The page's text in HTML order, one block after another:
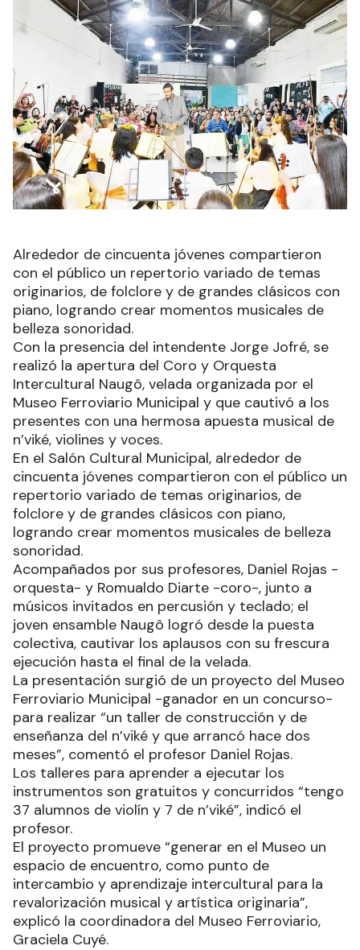
Alrededor de cincuenta jóvenes compartieron
con el público un repertorio variado de temas
originarios, de folclore y de grandes clásicos con
piano, logrando crear momentos musicales de
belleza sonoridad.
Con la presencia del intendente Jorge Jofré, se
realizó la apertura del Coro y Orquesta
Intercultural Naugô, velada organizada por el
Museo Ferroviario Municipal y que cautivó a los
presentes con una hermosa apuesta musical de
n’viké, violines y voces.
En el Salón Cultural Municipal, alrededor de
cincuenta jóvenes compartieron con el público un
repertorio variado de temas originarios, de
folclore y de grandes clásicos con piano,
logrando crear momentos musicales de belleza
sonoridad.
Acompañados por sus profesores, Daniel Rojas -
orquesta- y Romualdo Diarte -coro-, junto a
músicos invitados en percusión y teclado; el
joven ensamble Naugô logró desde la puesta
colectiva, cautivar los aplausos con su frescura
ejecución hasta el final de la velada.
La presentación surgió de un proyecto del Museo
Ferroviario Municipal -ganador en un concurso-
para realizar “un taller de construcción y de
enseñanza del n’viké y que arrancó hace dos
meses”, comentó el profesor Daniel Rojas.
Los talleres para aprender a ejecutar los
instrumentos son gratuitos y concurridos “tengo
37 alumnos de violín y 7 de n’viké”, indicó el
profesor.
El proyecto promueve “generar en el Museo un
espacio de encuentro, como punto de
intercambio y aprendizaje intercultural para la
revalorización musical y artística originaria”,
explicó la coordinadora del Museo Ferroviario,
Graciela Cuyé.